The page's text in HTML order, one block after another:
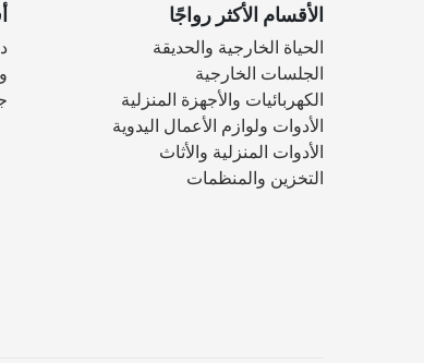
الأقسام الأكثر رواجًا
الحياة الخارجية والحديقة
الجلسات الخارجية
الكهربائيات والأجهزة المنزلية
الأدوات ولوازم الأعمال اليدوية
الأدوات المنزلية والأثاث
التخزين والمنظمات